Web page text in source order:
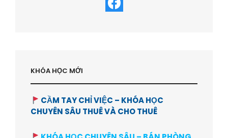
KHÓA HỌC MỚI
CẦM TAY CHỈ VIỆC – KHÓA HỌC
CHUYÊN SÂU THUÊ VÀ CHO THUÊ